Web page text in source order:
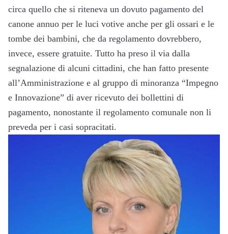
circa quello che si riteneva un dovuto pagamento del
canone annuo per le luci votive anche per gli ossari e le
tombe dei bambini, che da regolamento dovrebbero,
invece, essere gratuite. Tutto ha preso il via dalla
segnalazione di alcuni cittadini, che han fatto presente
all’Amministrazione e al gruppo di minoranza “Impegno
e Innovazione” di aver ricevuto dei bollettini di
pagamento, nonostante il regolamento comunale non li
preveda per i casi sopracitati.